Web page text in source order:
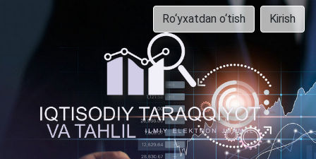
Ro‘yxatdan o‘tish Kirish